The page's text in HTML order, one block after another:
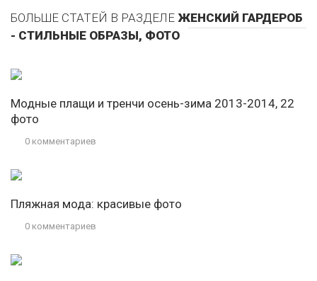
БОЛЬШЕ СТАТЕЙ В РАЗДЕЛЕ ЖЕНСКИЙ ГАРДЕРОБ
- СТИЛЬНЫЕ ОБРАЗЫ, ФОТО
Модные плащи и тренчи осень-зима 2013-2014, 22
фото
0 комментариев
Пляжная мода: красивые фото
0 комментариев